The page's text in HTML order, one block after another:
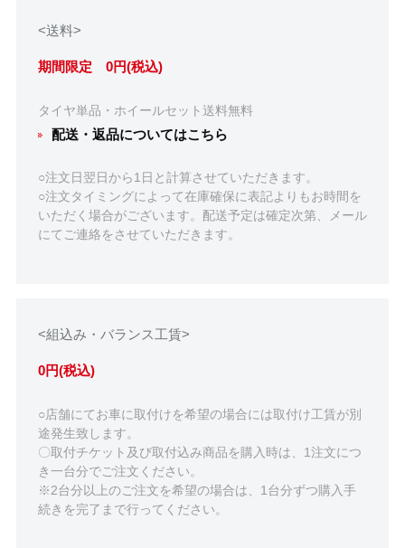
<送料>
期間限定 0円(税込)
タイヤ単品・ホイールセット送料無料
配送・返品についてはこちら
○注文日翌日から1日と計算させていただきます。
○注文タイミングによって在庫確保に表記よりもお時間を
いただく場合がございます。配送予定は確定次第、メール
にてご連絡をさせていただきます。
<組込み・バランス工賃>
0円(税込)
○店舗にてお車に取付けを希望の場合には取付け工賃が別
途発生致します。
〇取付チケット及び取付込み商品を購入時は、1注文につ
き一台分でご注文ください。
※2台分以上のご注文を希望の場合は、1台分ずつ購入手
続きを完了まで行ってください。